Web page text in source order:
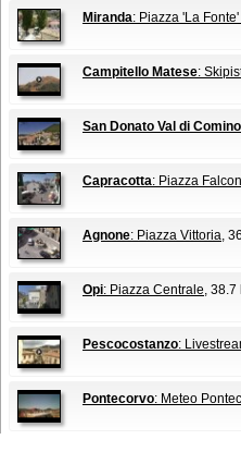
Miranda: Piazza 'La
Campitello Matese:
San Donato Val di Comino
Capracotta: Piazza
Agnone: Piazza Vittoria,
Opi: Piazza Centrale, 38.7
Pescocostanzo:
Pontecorvo: Meteo